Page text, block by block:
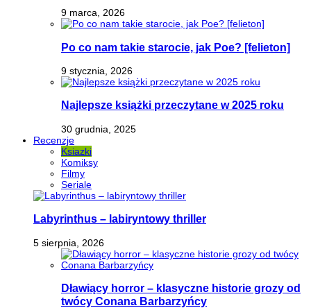
9 marca, 2026
Po co nam takie starocie, jak Poe? [felieton]
9 stycznia, 2026
Najlepsze książki przeczytane w 2025 roku
30 grudnia, 2025
Recenzje
Ksiazki
Komiksy
Filmy
Seriale
Labyrinthus – labiryntowy thriller
5 sierpnia, 2026
Dławiący horror – klasyczne historie grozy od
twócy Conana Barbarzyńcy